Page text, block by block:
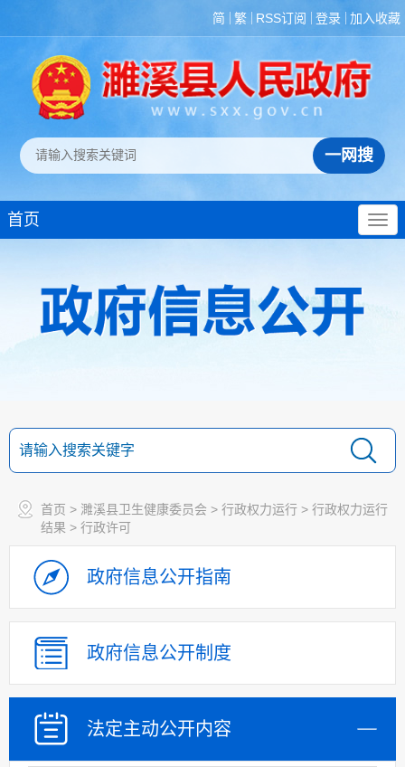
简 繁 RSS订阅 登录 加入收藏
首页
首页 > 濉溪县卫生健康委员会 > 行政权力运行 > 行政权力运行
结果 > 行政许可
政府信息公开指南
政府信息公开制度
法定主动公开内容